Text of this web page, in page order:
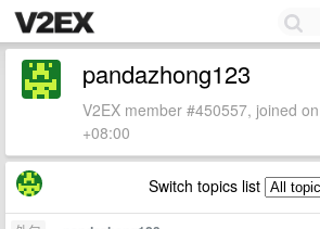
pandazhong123
V2EX member #450557, joined
+08:00
Switch topics list